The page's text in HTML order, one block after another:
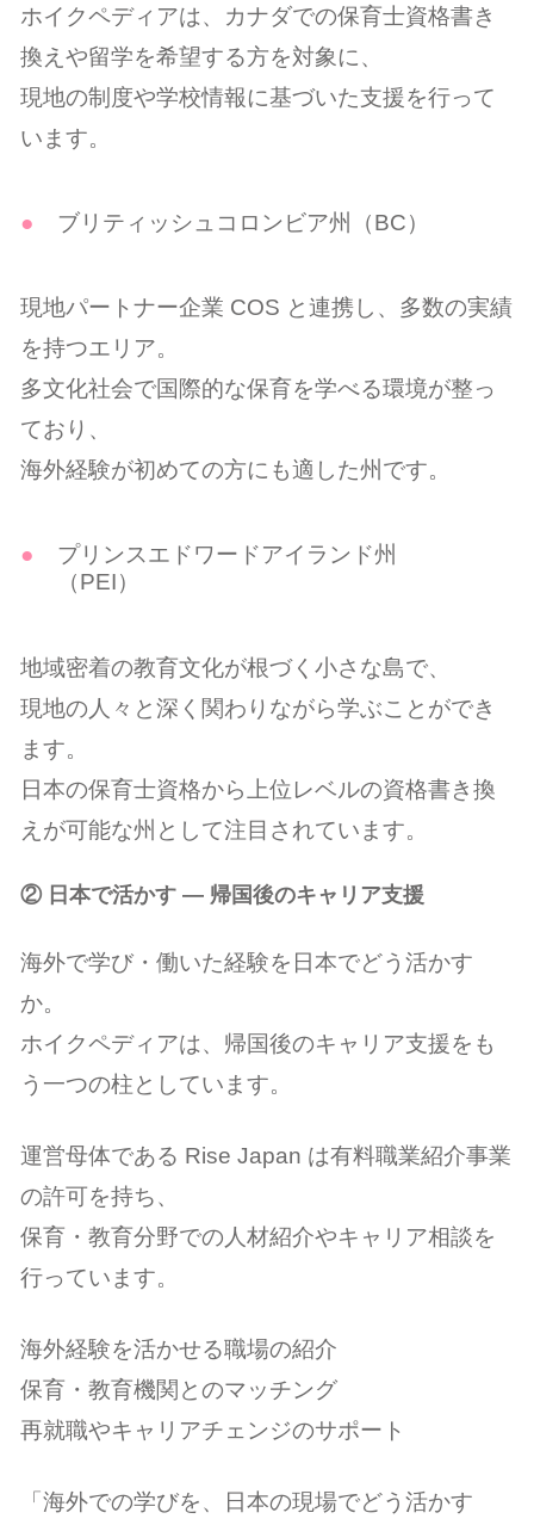
ホイクペディアは、カナダでの保育士資格書き
換えや留学を希望する方を対象に、
現地の制度や学校情報に基づいた支援を行って
います。
ブリティッシュコロンビア州（BC）
現地パートナー企業 COS と連携し、多数の実績
を持つエリア。
多文化社会で国際的な保育を学べる環境が整っ
ており、
海外経験が初めての方にも適した州です。
プリンスエドワードアイランド州
（PEI）
地域密着の教育文化が根づく小さな島で、
現地の人々と深く関わりながら学ぶことができ
ます。
日本の保育士資格から上位レベルの資格書き換
えが可能な州として注目されています。
② 日本で活かす ― 帰国後のキャリア支援
海外で学び・働いた経験を日本でどう活かす
か。
ホイクペディアは、帰国後のキャリア支援をも
う一つの柱としています。
運営母体である Rise Japan は有料職業紹介事業
の許可を持ち、
保育・教育分野での人材紹介やキャリア相談を
行っています。
海外経験を活かせる職場の紹介
保育・教育機関とのマッチング
再就職やキャリアチェンジのサポート
「海外での学びを、日本の現場でどう活かす